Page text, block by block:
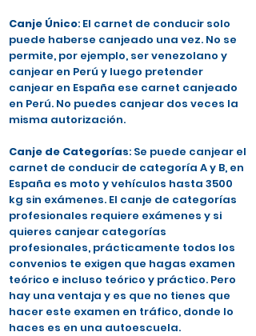
Canje Único: El carnet de conducir solo
puede haberse canjeado una vez. No se
permite, por ejemplo, ser venezolano y
canjear en Perú y luego pretender
canjear en España ese carnet canjeado
en Perú. No puedes canjear dos veces la
misma autorización.
Canje de Categorías: Se puede canjear el
carnet de conducir de categoría A y B, en
España es moto y vehículos hasta 3500
kg sin exámenes. El canje de categorías
profesionales requiere exámenes y si
quieres canjear categorías
profesionales, prácticamente todos los
convenios te exigen que hagas examen
teórico e incluso teórico y práctico. Pero
hay una ventaja y es que no tienes que
hacer este examen en tráfico, donde lo
haces es en una autoescuela.